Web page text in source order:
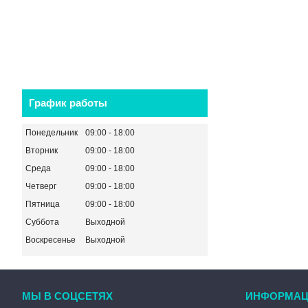
График работы
Понедельник 09:00
18:00
Вторник
09:00
18:00
Среда
09:00
18:00
Четверг
09:00
18:00
Пятница
09:00
18:00
Суббота
Выходной
Воскресенье
Выходной
МЫ В СОЦСЕТЯХ